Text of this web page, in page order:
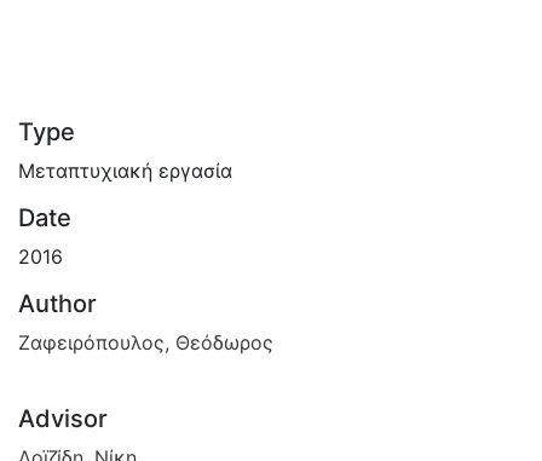
Type
Μεταπτυχιακή εργασία
Date
2016
Author
Ζαφειρόπουλος, Θεόδωρος
Advisor